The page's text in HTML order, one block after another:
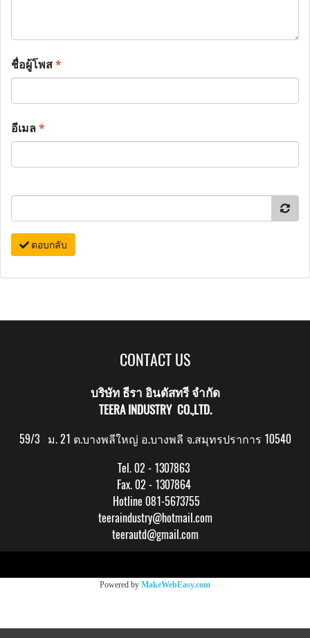
ชื่อผู้โพส*
อีเมล*
ตอบกลับ
CONTACT US
บริษัท ธีรา อินดัสทรี จำกัด
TEERA INDUSTRY CO.,LTD.
59/3 ม. 21 ต.บางพลีใหญ่ อ.บางพลี จ.สมุทรปราการ 10540
Tel. 02 - 1307863
Fax. 02 - 1307864
Hotline 081-5673755
teeraindustry@hotmail.com
teerautd@gmail.com
Powered by MakeWebEasy.com